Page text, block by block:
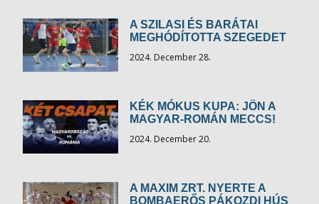
A SZILASI ÉS BARÁTAI
MEGHÓDÍTOTTA SZEGEDET
2024. December 28.
KÉK MÓKUS KUPA: JÖN A
MAGYAR-ROMÁN MECCS!
2024. December 20.
A MAXIM ZRT. NYERTE A
BOMBAERŐS PÁKOZDI HÚS